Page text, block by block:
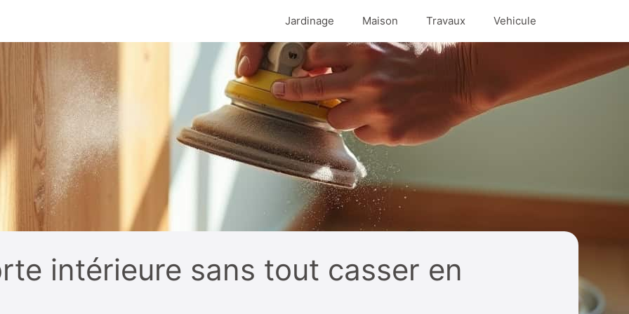
Jardinage Maison Travaux Vehicule
intérieure sans tout casser en